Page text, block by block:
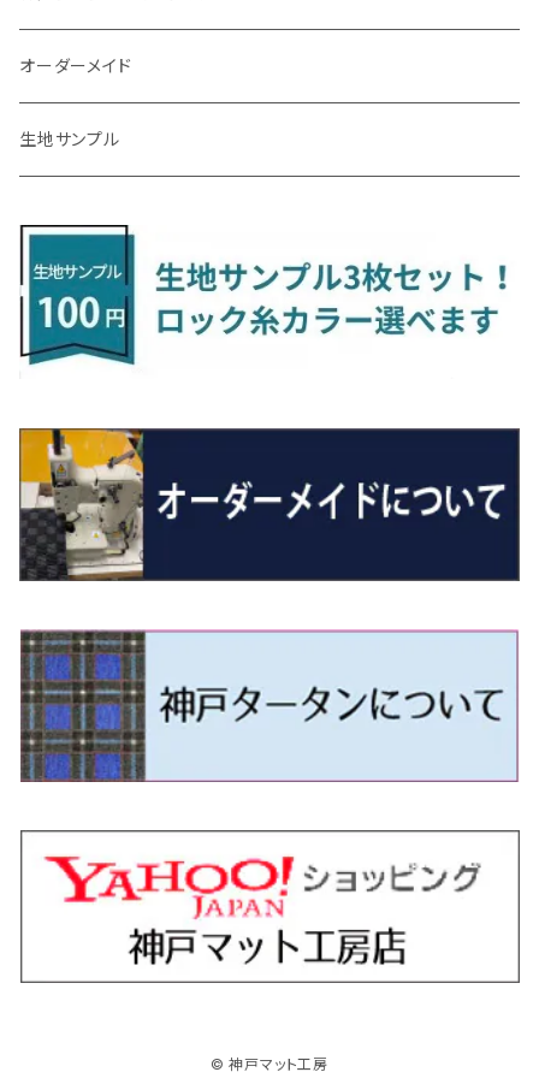
R3/7～ MXPK系
H23/9～H30/4 270系
アリオン
H23/10～R3/3 260系
アルファード/ヴェルファイアＨＶ
H27/1～R5/6 30系
R5/6～ 40系
H24/4～29/10 20系
ヴィッツ
H22/12～R2/3 130系
ヴォクシー
H26/1～R4/1 80系
R4/1～ 90系
エスクァイア
H26/10～R3/12 80系
エスティマ
H18/1～H24/5（前期）
H24/5～R1/10（後期）
エスティマ・ハイブリッド
H18/6～H24/5（前期）
H24/5～R1/10（後期）
オーリス
H24/8～H30/3 180系
カムリ
H24/5～ 160系
カローラ・クロス
カローラ・スポーツ
H29/10～
ＬＸ
H27/9～R3/10 URJ201W
ＮＸ
R3/11～ 20系
H26/10～
ＲＸ
H27/10～R4/7 20系5人乗
H29/12～R4/7 20系7人乗
R4/11～ 10系
ＵＸ
H30/11～
H24/6～ E26 3人乗
H24/6～ E26 5・6人乗
キューブ
H14/10～R2/3 Z11・Z12
キックス
R2/6~R8/6 15系(e-POWER)
R8/6～ 16系
H11/6～H16/10 Y34
サクラ
R4/5～ B6AW
シーマ
H13/1～R4/8 F50・Y51
シルビア
H3/1～H11/1 S13・S14
H11/1～H14/11 S15
シルフィ
H24/12～R3/10 TB17
ジューク
H22/6～R2/6 F15
スカイライン
H13/6～H18/11 V35
H26/2～ V37
スカイライン・クロスオーバー
H11/6～H16/10 Y34
H1/6～H11/6 Y30
セレナ
H22/11～H28/9 C26
H24/4～R4/1 S3系
H24/2～H26/9 S200系
H26/9～ S500系
シフォン
H28/12～R1/7 LA600/610
ジャスティ
H23/5～ LA100系
ソルテラ
R4/5~ XEAM10X・YEAM15X
ディアスワゴン
H21/9～R2/4 S300系
トレジア
H22/11～H28/3 120系
フォレスター
H14/2～ SG/SH/SJ/SK系
プレオ
H22/4～H30/3 L275/285
プレオプラス
H24/12～H29/5 LA300/310
レヴォーグ
H15/6～R2/8 BN/BM/BL系
レガシィアウトバック
H15/10～ BP/BR/BS/BT系
レガシィツーリングワゴン
R1/8～ GJ系
ＭＸ－３０
R2/10～ DREJ3P
アクセラ/アクセラ・スポーツ
H24/11～R1/8 GJ系
キャロル
H27/1～ HB36/37/97S
キャロルエコ
H24/11～H27/1 HB35S
スクラム
H17/9～ DG64/DG17
スクラムトラック
H25/9～ DG16T
デミオ
H19/7～R1/7 DE/DJ系
ビアンテ
H20/7～30/3 CC系
ファミリア バン
H30/6～ 160系
H24/10～ MJ系
フレアクロスオーバー
H26/1～ MS系
H14/6～ L880/LA400K
タフト
R2/6～ LA900/910S
タント
R1/7～ LA650/660
H28/11～ M900系
ハイゼット・キャディー
H28/6～R3/9 LA700V
ハイゼット・カーゴ
H16/12～ S300/S700系
ハイゼット・トラック
H11/1～ S200/S500系
ブーン
H28/4～R5/12 M700系
ミラ
H18/12～ L275/285
ミラ・イース
H23/9～ LA300系
ミラ・ココア
H30/6～ LA550/560S
ムーヴ
H26/12～R5/7 LA150/160S
ムーヴキャンバス
H28/2～ FF21S
エスクード
H17/5～H27/10 TA/TD系
エブリィ
H13/9～ DA系
クロスビー(XBEE)
H29/12～R7/10 MN71S
ジムニー
H3/6～ JA/JB系
ジムニーノマド
R7/4～ JC74W
ジムニーワイド/ジムニーシエラ
H10/1～H14/1 JB33/43W
H14/1～ JB43/74W
スイフト/スイフトスポーツ
H22/9～ スイフト
H23/12～
スペーシア/スペーシアカスタム/スペーシアギア
H25/3～R5/11
R5/11～ MK54S・MK94S
スペーシアベース
H23/1～H27/8 MA15S
H27/8～R2/12 MA26/36/46S
ハスラー
H26/1～ MR系
H25/6～H31/3 ｅｋカスタム
H31/3～ ｅｋクロス
ekクロスEV
R4/6～ B5AW
アイミーブ
H24/10～R2/12 GF系
アウトランダーＰＨＥＶ
H25/1～ GG/GN系 5人乗
エクリプスクロス/エクリプスクロスPHEV
H30/3～ GK/GL系
タウンボックス
H26/2～ DS17/64W
ディグニティ
H24/7～H29/1 BHGY51
デリカＤ：２
H23/3～ MB系
デリカＤ：３
H23/10～H31/4 BM20 7人乗
デリカＤ：５
R5/5～ B30系/BA系
パジェロ
H18/10～R1/8 7人乗ロング V90系
H29/9～R5/10 JF3/4
H24/7～H29/8 JF1/2
NBOXスラッシュ
H26/12～R2/2 JF1/2
NBOXジョイ
H24/11～R2/3 JG1・JG2
R2/11～ JG3・JG4
N-ONE e:
R7/9~ JG5
N-VAN
H30/7～ JJ1・JJ2
N-VAN e:
R6/10~ JJ3
N‐WGN/N‐WGNカスタム
H25/11～ JH1・JH2・JH3・JH4
S660
H27/4～R3/12 JW5
WR-V
R6/3～ DG5
ZR-V
H11/6～H30/7 バン HH5・HH6
H21/12～R3/4 トラック
アコード・アコードハイブリッド
H25/6～R2/2 CR系
H25/4～R3/4 AU系
R3/6～ CDD系
H16/4～28/1 １T系 トゥラン
シャラン
H23/2～ 7N系
Tクロス
R2/7～ A1D系
ティグアン
H20/9～H29/1 5NC系
トゥアレグ
H15/9～H30/4 7L/7P系
パサート
H23/5～H27/7 3CCAX
H27/7～ 3CC/3CD系
ザ・ビートル
H24/4～R3/4 16C系
ポロ
H21/10～H30/3 6RC系
H30/3～ AW系
H30/10～
H24/4～R1/6
Ｃクラス
H26/7～R4/2
ＣＬＡクラス
H27/6～R1/8
ＣＬＳクラス
H30/6～
Ｅクラス
H28/7～
ＧＬＡクラス
H26/5～R2/6
ＧＬＥクラス
R1/6～
Ｓクラス
H25/10～R3/10
Ｖクラス
H27/4～
MINIクロスオーバー
ラグマット
ラグマットセカンド（L）
ラグマットミニ（S）
オーダーメイド
生地サンプル
© 神戸マット工房